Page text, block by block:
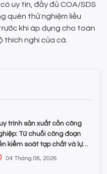
uy tín, đầy đủ COA/SDS
quên thử nghiệm liều
khi áp dụng cho toàn
thích nghi của cá.
trình sản xuất cồn công
Từ chuỗi công đoạn
kiểm soát tạp chất và lựa
hóa chất
04 Tháng 08, 2026